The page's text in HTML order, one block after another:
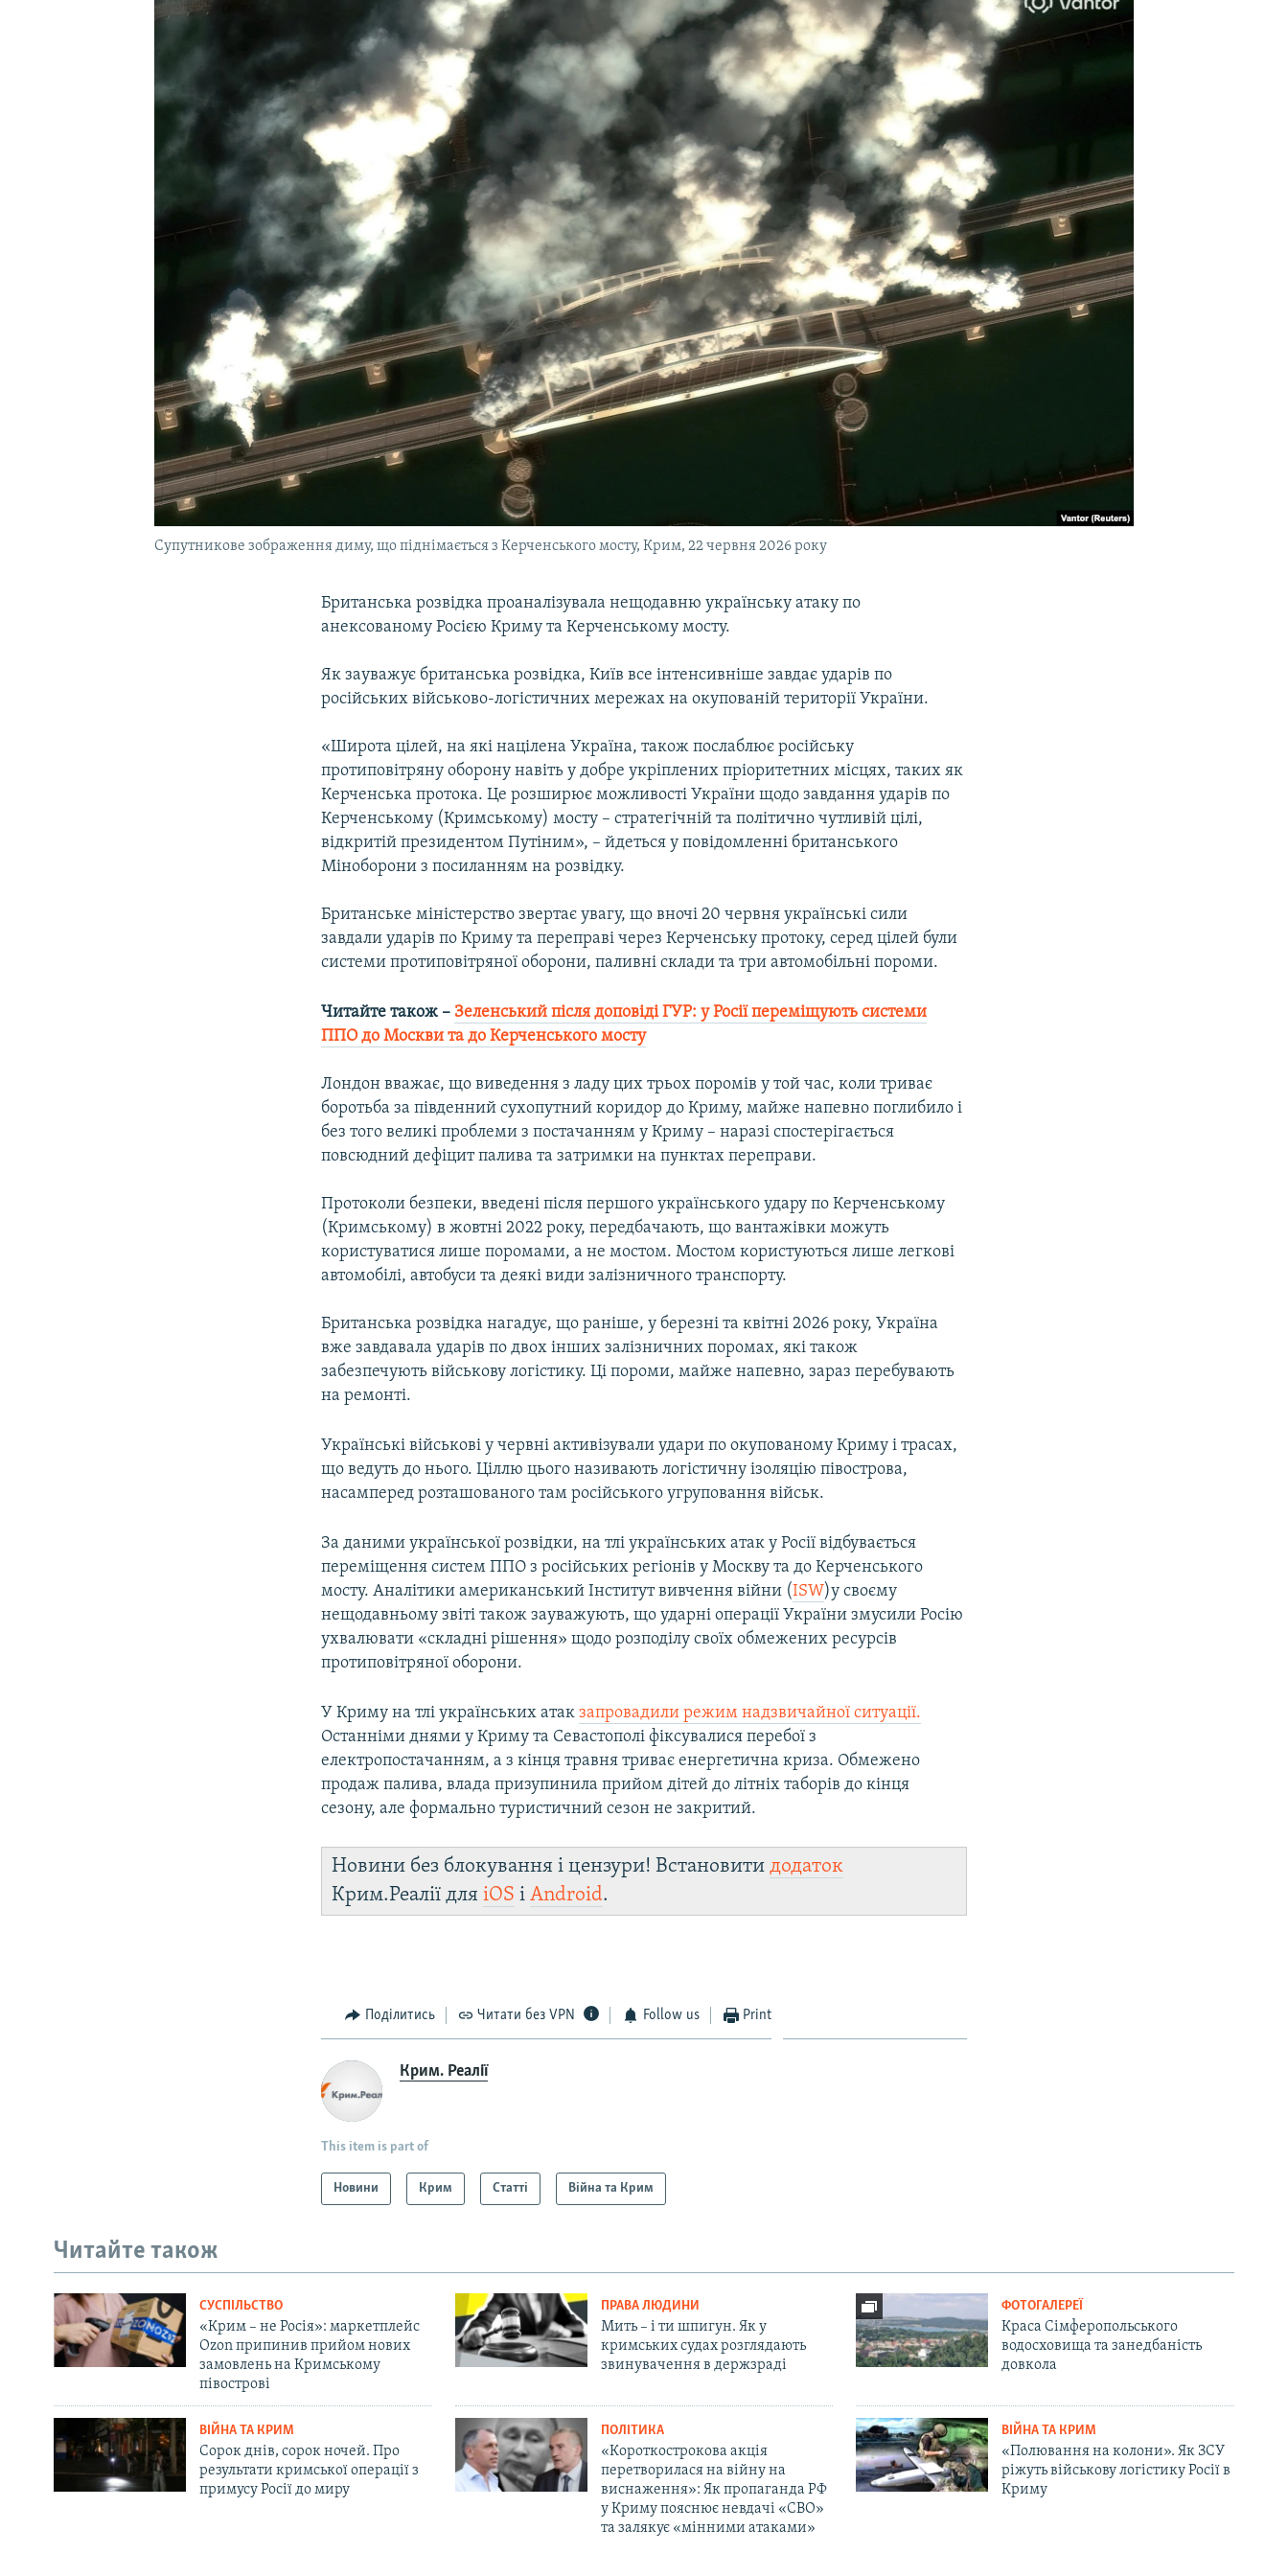
Супутникове зображення диму, що піднімається з Керченського мосту, Крим, 22 червня 2026 року
Британська розвідка проаналізувала нещодавню українську атаку по
анексованому Росією Криму та Керченському мосту.
Як зауважує британська розвідка, Київ все інтенсивніше завдає ударів по
російських військово-логістичних мережах на окупованій території України.
«Широта цілей, на які націлена Україна, також послаблює російську
протиповітряну оборону навіть у добре укріплених пріоритетних місцях, таких як
Керченська протока. Це розширює можливості України щодо завдання ударів по
Керченському (Кримському) мосту – стратегічній та політично чутливій цілі,
відкритій президентом Путіним», – йдеться у повідомленні британського
Міноборони з посиланням на розвідку.
Британське міністерство звертає увагу, що вночі 20 червня українські сили
завдали ударів по Криму та переправі через Керченську протоку, серед цілей були
системи протиповітряної оборони, паливні склади та три автомобільні пороми.
Читайте також – Зеленський після доповіді ГУР: у Росії переміщують системи
ППО до Москви та до Керченського мосту
Лондон вважає, що виведення з ладу цих трьох поромів у той час, коли триває
боротьба за південний сухопутний коридор до Криму, майже напевно поглибило і
без того великі проблеми з постачанням у Криму – наразі спостерігається
повсюдний дефіцит палива та затримки на пунктах переправи.
Протоколи безпеки, введені після першого українського удару по Керченському
(Кримському) в жовтні 2022 року, передбачають, що вантажівки можуть
користуватися лише поромами, а не мостом. Мостом користуються лише легкові
автомобілі, автобуси та деякі види залізничного транспорту.
Британська розвідка нагадує, що раніше, у березні та квітні 2026 року, Україна
вже завдавала ударів по двох інших залізничних поромах, які також
забезпечують військову логістику. Ці пороми, майже напевно, зараз перебувають
на ремонті.
Українські військові у червні активізували удари по окупованому Криму і трасах,
що ведуть до нього. Ціллю цього називають ​логістичну ізоляцію півострова,
насамперед розташованого там російського угруповання військ.
За даними української розвідки, на тлі українських атак у Росії відбувається
переміщення систем ППО з російських регіонів у Москву та до Керченського
мосту. Аналітики американський Інститут вивчення війни (ISW)у своєму
нещодавньому звіті також зауважують, що ударні операції України змусили Росію
ухвалювати «складні рішення» щодо розподілу своїх обмежених ресурсів
протиповітряної оборони.
У Криму на тлі українських атакзапровадили режим надзвичайної ситуації.
Останніми днями у Криму та Севастополі фіксувалися перебої з
електропостачанням, а з кінця травня триває енергетична криза. Обмежено
продаж палива, влада призупинила прийом дітей до літніх таборів до кінця
сезону, але формально туристичний сезон не закритий.
Новини без блокування і цензури! Встановитидодаток
Крим.Реалії дляiOS іAndroid.
Поділитись Читати без VPN Follow us Print
Крим. Реалії
This item is part of
Новини Крим Статті Війна та Крим
Читайте також
СУСПІЛЬСТВО
«Крим – не Росія»: маркетплейс
Ozon припинив прийом нових
замовлень на Кримському
півострові
ПРАВА ЛЮДИНИ
Мить – і ти шпигун. Як у
кримських судах розглядають
звинувачення в держзраді
ФОТОГАЛЕРЕЇ
Краса Сімферопольського
водосховища та занедбаність
довкола
ВІЙНА ТА КРИМ
Сорок днів, сорок ночей. Про
результати кримської операції з
примусу Росії до миру
ПОЛІТИКА
«Короткострокова акція
перетворилася на війну на
виснаження»: Як пропаганда РФ
у Криму пояснює невдачі «СВО»
та залякує «мінними атаками»
ВІЙНА ТА КРИМ
«Полювання на колони». Як ЗСУ
ріжуть військову логістику Росії в
Криму